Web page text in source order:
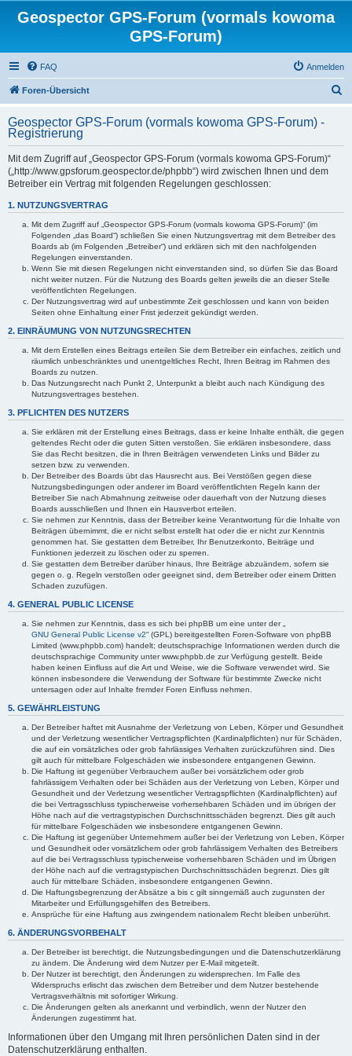
Geospector GPS-Forum (vormals kowoma
GPS-Forum)
FAQ Anmelden
Foren-Übersicht
h
Geospector GPS-Forum (vormals kowoma GPS-Forum) -
Registrierung
Mit dem Zugriff auf „Geospector GPS-Forum (vormals kowoma GPS-Forum)“
(„http://www.gpsforum.geospector.de/phpbb“) wird zwischen Ihnen und dem
Betreiber ein Vertrag mit folgenden Regelungen geschlossen:
1. NUTZUNGSVERTRAG
Mit dem Zugriff auf „Geospector GPS-Forum (vormals kowoma GPS-Forum)“ (im
Folgenden „das Board“) schließen Sie einen Nutzungsvertrag mit dem Betreiber des
Boards ab (im Folgenden „Betreiber“) und erklären sich mit den nachfolgenden
Regelungen einverstanden.
Wenn Sie mit diesen Regelungen nicht einverstanden sind, so dürfen Sie das Board
nicht weiter nutzen. Für die Nutzung des Boards gelten jeweils die an dieser Stelle
veröffentlichten Regelungen.
Der Nutzungsvertrag wird auf unbestimmte Zeit geschlossen und kann von beiden
Seiten ohne Einhaltung einer Frist jederzeit gekündigt werden.
2. EINRÄUMUNG VON NUTZUNGSRECHTEN
Mit dem Erstellen eines Beitrags erteilen Sie dem Betreiber ein einfaches, zeitlich und
räumlich unbeschränktes und unentgeltliches Recht, Ihren Beitrag im Rahmen des
Boards zu nutzen.
Das Nutzungsrecht nach Punkt 2, Unterpunkt a bleibt auch nach Kündigung des
Nutzungsvertrages bestehen.
3. PFLICHTEN DES NUTZERS
Sie erklären mit der Erstellung eines Beitrags, dass er keine Inhalte enthält, die gegen
geltendes Recht oder die guten Sitten verstoßen. Sie erklären insbesondere, dass
Sie das Recht besitzen, die in Ihren Beiträgen verwendeten Links und Bilder zu
setzen bzw. zu verwenden.
Der Betreiber des Boards übt das Hausrecht aus. Bei Verstößen gegen diese
Nutzungsbedingungen oder anderer im Board veröffentlichten Regeln kann der
Betreiber Sie nach Abmahnung zeitweise oder dauerhaft von der Nutzung dieses
Boards ausschließen und Ihnen ein Hausverbot erteilen.
Sie nehmen zur Kenntnis, dass der Betreiber keine Verantwortung für die Inhalte von
Beiträgen übernimmt, die er nicht selbst erstellt hat oder die er nicht zur Kenntnis
genommen hat. Sie gestatten dem Betreiber, Ihr Benutzerkonto, Beiträge und
Funktionen jederzeit zu löschen oder zu sperren.
Sie gestatten dem Betreiber darüber hinaus, Ihre Beiträge abzuändern, sofern sie
gegen o. g. Regeln verstoßen oder geeignet sind, dem Betreiber oder einem Dritten
Schaden zuzufügen.
4. GENERAL PUBLIC LICENSE
Sie nehmen zur Kenntnis, dass es sich bei phpBB um eine unter der „
GNU General Public License v2“ (GPL) bereitgestellten Foren-Software von phpBB
Limited (www.phpbb.com) handelt; deutschsprachige Informationen werden durch die
deutschsprachige Community unter www.phpbb.de zur Verfügung gestellt. Beide
haben keinen Einfluss auf die Art und Weise, wie die Software verwendet wird. Sie
können insbesondere die Verwendung der Software für bestimmte Zwecke nicht
untersagen oder auf Inhalte fremder Foren Einfluss nehmen.
5. GEWÄHRLEISTUNG
Der Betreiber haftet mit Ausnahme der Verletzung von Leben, Körper und Gesundheit
und der Verletzung wesentlicher Vertragspflichten (Kardinalpflichten) nur für Schäden,
die auf ein vorsätzliches oder grob fahrlässiges Verhalten zurückzuführen sind. Dies
gilt auch für mittelbare Folgeschäden wie insbesondere entgangenen Gewinn.
Die Haftung ist gegenüber Verbrauchern außer bei vorsätzlichem oder grob
fahrlässigem Verhalten oder bei Schäden aus der Verletzung von Leben, Körper und
Gesundheit und der Verletzung wesentlicher Vertragspflichten (Kardinalpflichten) auf
die bei Vertragsschluss typischerweise vorhersehbaren Schäden und im übrigen der
Höhe nach auf die vertragstypischen Durchschnittsschäden begrenzt. Dies gilt auch
für mittelbare Folgeschäden wie insbesondere entgangenen Gewinn.
Die Haftung ist gegenüber Unternehmern außer bei der Verletzung von Leben, Körper
und Gesundheit oder vorsätzlichem oder grob fahrlässigem Verhalten des Betreibers
auf die bei Vertragsschluss typischerweise vorhersehbaren Schäden und im Übrigen
der Höhe nach auf die vertragstypischen Durchschnittsschäden begrenzt. Dies gilt
auch für mittelbare Schäden, insbesondere entgangenen Gewinn.
Die Haftungsbegrenzung der Absätze a bis c gilt sinngemäß auch zugunsten der
Mitarbeiter und Erfüllungsgehilfen des Betreibers.
Ansprüche für eine Haftung aus zwingendem nationalem Recht bleiben unberührt.
6. ÄNDERUNGSVORBEHALT
Der Betreiber ist berechtigt, die Nutzungsbedingungen und die Datenschutzerklärung
zu ändern. Die Änderung wird dem Nutzer per E-Mail mitgeteilt.
Der Nutzer ist berechtigt, den Änderungen zu widersprechen. Im Falle des
Widerspruchs erlischt das zwischen dem Betreiber und dem Nutzer bestehende
Vertragsverhältnis mit sofortiger Wirkung.
Die Änderungen gelten als anerkannt und verbindlich, wenn der Nutzer den
Änderungen zugestimmt hat.
Informationen über den Umgang mit Ihren persönlichen Daten sind in der
Datenschutzerklärung enthalten.